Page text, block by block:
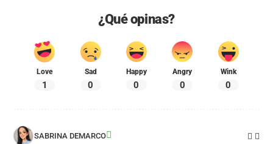
¿Qué opinas?
Love
1
Sad
0
Happy
0
Angry
0
Wink
0
SABRINA DEMARCO